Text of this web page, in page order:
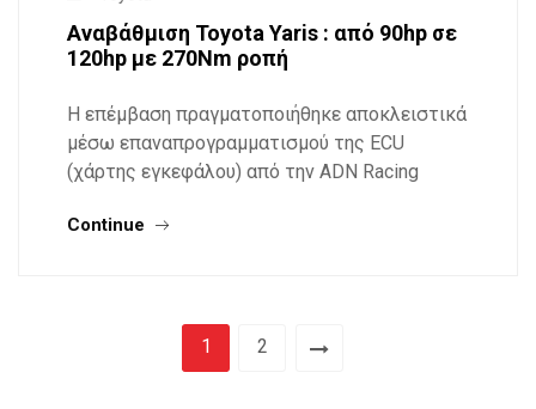
Αναβάθμιση Toyota Yaris : από 90hp σε
120hp με 270Nm ροπή
Η επέμβαση πραγματοποιήθηκε αποκλειστικά
μέσω επαναπρογραμματισμού της ECU
(χάρτης εγκεφάλου) από την ADN Racing
Continue
1 2